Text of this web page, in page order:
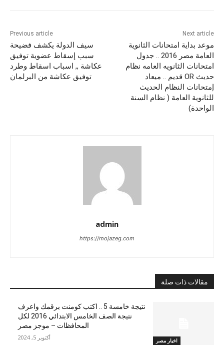
Previous article
سيف الدولة يكشف فضيحة
سبب إسقاط عضوية توفيق
عكاشة ,, اسباب اسقاط وطرد
توفيق عكاشة من البرلمان
Next article
موعد بداية امتحانات الثانوية
العامة مصر 2016 .. جدول
امتحانات الثانويه العامه نظام
حديث OR قديم .. ميعاد
إمتحانات النظام الحديث
للثانوية العامة ( نظام السنة
الواحدة)
admin
https://mojazeg.com
مقالات ذات صلة
اخبار مصر
نتيجة خامسة 5 .. اكتب كومنت برقمك واعرف
نتيجة الصف الخامس الابتدائي 2016 لكل
المحافظات – موجز مصر
أكتوبر 5, 2024